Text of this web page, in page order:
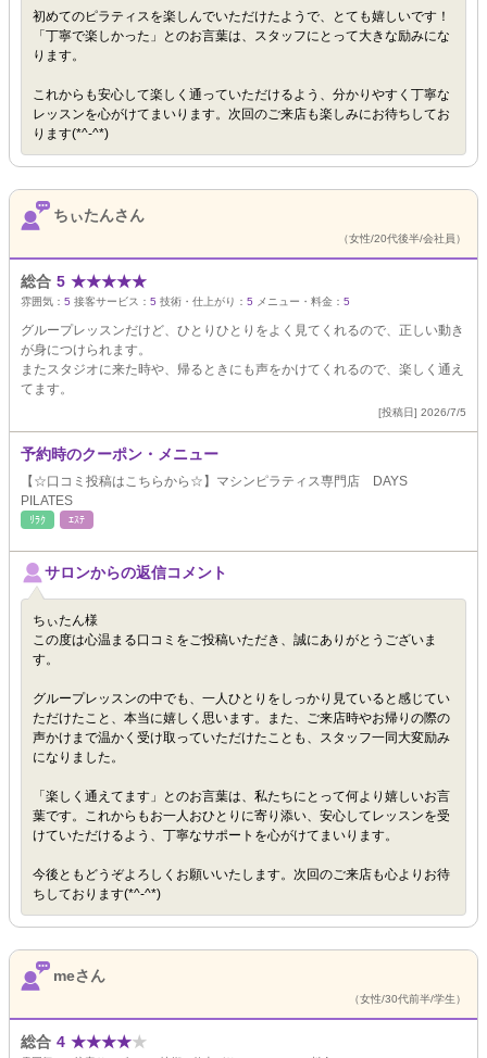
初めてのピラティスを楽しんでいただけたようで、とても嬉しいです！
「丁寧で楽しかった」とのお言葉は、スタッフにとって大きな励みにな
ります。
これからも安心して楽しく通っていただけるよう、分かりやすく丁寧な
レッスンを心がけてまいります。次回のご来店も楽しみにお待ちしてお
ります(*^-^*)
ちぃたんさん
（女性/20代後半/会社員）
総合 5 ★★★★★
雰囲気： 5 接客サービス： 5 技術・仕上がり： 5 メニュー・料金： 5
グループレッスンだけど、ひとりひとりをよく見てくれるので、正しい動き
が身につけられます。
またスタジオに来た時や、帰るときにも声をかけてくれるので、楽しく通え
てます。
[投稿日] 2026/7/5
予約時のクーポン・メニュー
【☆口コミ投稿はこちらから☆】マシンピラティス専門店 DAYS
PILATES
ﾘﾗｸ ｴｽﾃ
サロンからの返信コメント
ちぃたん様
この度は心温まる口コミをご投稿いただき、誠にありがとうございま
す。
グループレッスンの中でも、一人ひとりをしっかり見ていると感じてい
ただけたこと、本当に嬉しく思います。また、ご来店時やお帰りの際の
声かけまで温かく受け取っていただけたことも、スタッフ一同大変励み
になりました。
「楽しく通えてます」とのお言葉は、私たちにとって何より嬉しいお言
葉です。これからもお一人おひとりに寄り添い、安心してレッスンを受
けていただけるよう、丁寧なサポートを心がけてまいります。
今後ともどうぞよろしくお願いいたします。次回のご来店も心よりお待
ちしております(*^-^*)
meさん
（女性/30代前半/学生）
総合 4 ★★★★★